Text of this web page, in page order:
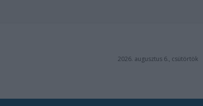
2026. augusztus 6., csütörtök